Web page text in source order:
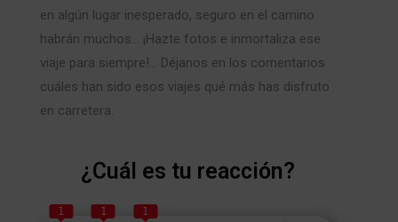
en algún lugar inesperado, seguro en el camino
habrán muchos… ¡Hazte fotos e inmortaliza ese
viaje para siempre!… Déjanos en los comentarios
cuáles han sido esos viajes qué más has disfruto
en carretera.
¿Cuál es tu reacción?
1 1 1